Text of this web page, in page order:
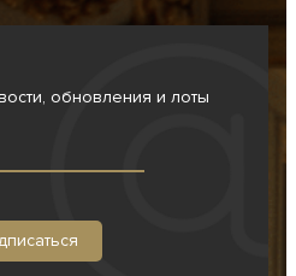
обновления и лоты